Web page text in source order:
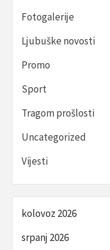
Fotogalerije
Ljubuške novosti
Promo
Sport
Tragom prošlosti
Uncategorized
Vijesti
kolovoz 2026
srpanj 2026